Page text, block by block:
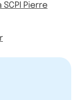
Pierre